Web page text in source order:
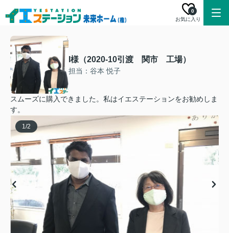
お気に入り
0
I様（2020-10引渡 関市 工場）
担当：谷本 悦子
スムーズに購入できました。私はイエステーションをお勧めしま
す。
1/2